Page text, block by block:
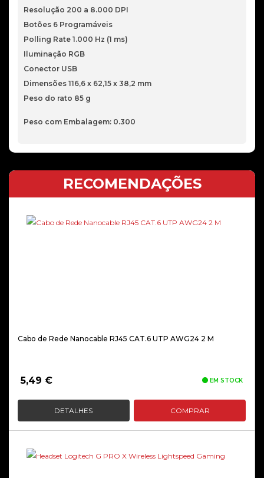
Resolução 200 a 8.000 DPI
Botões 6 Programáveis
Polling Rate 1.000 Hz (1 ms)
Iluminação RGB
Conector USB
Dimensões 116,6 x 62,15 x 38,2 mm
Peso do rato 85 g
Peso com Embalagem: 0.300
RECOMENDAÇÕES
Cabo de Rede Nanocable RJ45 CAT.6 UTP AWG24 2 M
5,49 € EM STOCK
DETALHES COMPRAR